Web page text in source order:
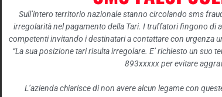
Sull’intero territorio nazionale stanno circolando sms
irregolarità nel pagamento della Tari. I truffatori fingono di
competenti invitando i destinatari a contattare con urgenza
“La sua posizione tari risulta irregolare. E’ richiesto un suo
893xxxxx per evitare
L’azienda chiarisce di non avere alcun legame con